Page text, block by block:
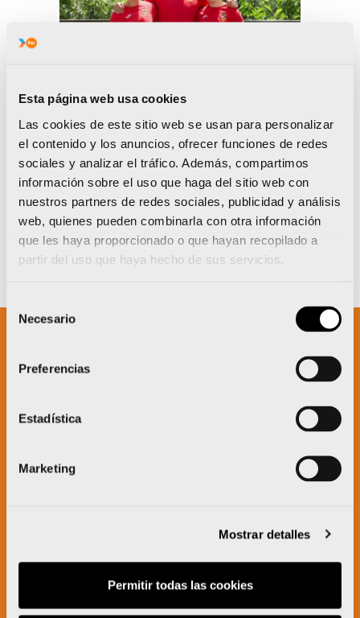
Esta página web usa cookies
Las cookies de este sitio web se usan para personalizar
el contenido y los anuncios, ofrecer funciones de redes
sociales y analizar el tráfico. Además, compartimos
información sobre el uso que haga del sitio web con
nuestros partners de redes sociales, publicidad y análisis
web, quienes pueden combinarla con otra información
que les haya proporcionado o que hayan recopilado a
partir del uso que haya hecho de sus servicios.
Necesario
Preferencias
Estadística
Marketing
Mostrar detalles
Permitir todas las cookies